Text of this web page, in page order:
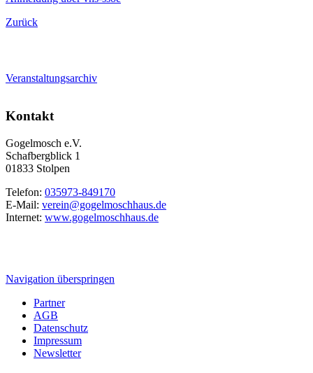
Zurück
Veranstaltungsarchiv
Kontakt
Gogelmosch e.V.
Schafbergblick 1
01833 Stolpen
Telefon: 035973-849170
E-Mail: verein@gogelmoschhaus.de
Internet: www.gogelmoschhaus.de
Navigation überspringen
Partner
AGB
Datenschutz
Impressum
Newsletter